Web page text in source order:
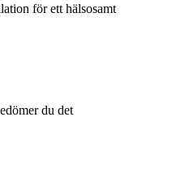
för ett hälsosamt
du det